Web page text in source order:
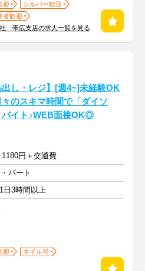
迎
シルバー歓迎
者歓迎
帯広支店の求人一覧を見る
出し・レジ】[週4~]未経験OK
のスキマ時間で「ダイソ
バイト♪WEB面接OK◎
円＋交通費
パート
日3時間以上
迎
ネイル可